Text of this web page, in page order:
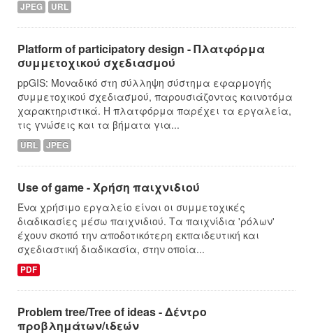
JPEG URL
Platform of participatory design - Πλατφόρμα
συμμετοχικού σχεδιασμού
ppGIS: Μοναδικό στη σύλληψη σύστημα εφαρμογής
συμμετοχικού σχεδιασμού, παρουσιάζοντας καινοτόμα
χαρακτηριστικά. Η πλατφόρμα παρέχει τα εργαλεία,
τις γνώσεις και τα βήματα για...
URL JPEG
Use of game - Χρήση παιχνιδιού
Ένα χρήσιμο εργαλείο είναι οι συμμετοχικές
διαδικασίες μέσω παιχνιδιού. Τα παιχνίδια 'ρόλων'
έχουν σκοπό την αποδοτικότερη εκπαιδευτική και
σχεδιαστική διαδικασία, στην οποία...
PDF
Problem tree/Tree of ideas - Δέντρο
προβλημάτων/ιδεών